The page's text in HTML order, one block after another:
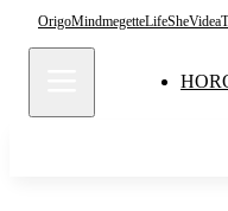
OrigoMindmegetteLifeSheVidea